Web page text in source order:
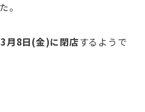
。
3月8日(金)に閉店するようで